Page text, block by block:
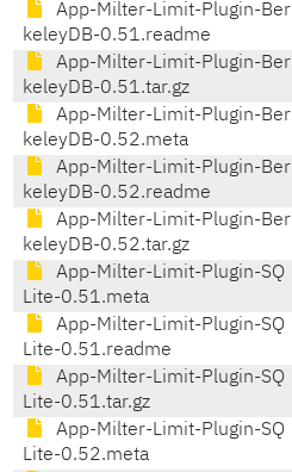
App-Milter-Limit-Plugin-Ber
keleyDB-0.51.readme
App-Milter-Limit-Plugin-Ber
keleyDB-0.51.tar.gz
App-Milter-Limit-Plugin-Ber
keleyDB-0.52.meta
App-Milter-Limit-Plugin-Ber
keleyDB-0.52.readme
App-Milter-Limit-Plugin-Ber
keleyDB-0.52.tar.gz
App-Milter-Limit-Plugin-SQ
Lite-0.51.meta
App-Milter-Limit-Plugin-SQ
Lite-0.51.readme
App-Milter-Limit-Plugin-SQ
Lite-0.51.tar.gz
App-Milter-Limit-Plugin-SQ
Lite-0.52.meta